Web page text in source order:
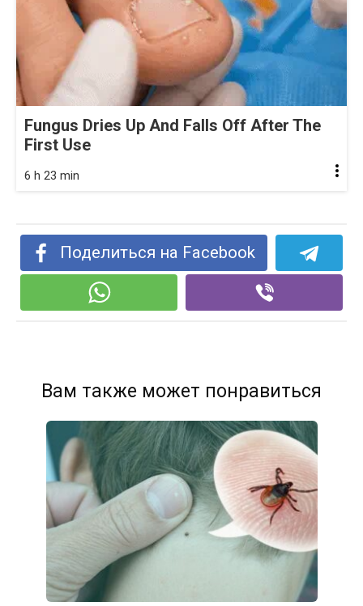
Fungus Dries Up And Falls Off After The
First Use
6 h 23 min
Поделиться на Facebook
Вам также может понравиться